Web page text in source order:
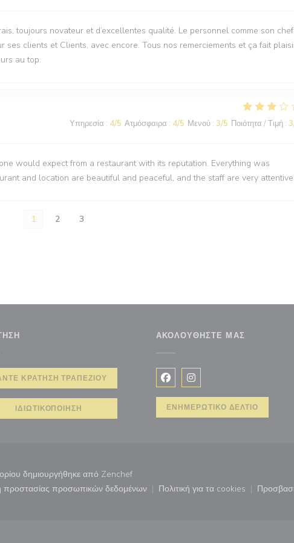
toujours novateur et d’excellentes qualité. Le personnel comme son
clients et Clients, avec encore. Tous nos remerciements et ça fait
au top.
Υπηρεσία : 4/5 Ατμόσφαιρα : 4/5 Μενού : 3/5 Ποιότητα / Τιμή : 3
would expect from a restaurant with its reputation. Everything was
and location are beautiful and peaceful, and the staff are very attentive.
1 2 3
ΚΡΆΤΗΣΗ ΤΡΑΠΕΖΙΟΎ
ΙΔΙΩΤΙΚΟΠΟΊΗΣΗ
ΑΚΟΛΟΥΘΉΣΤΕ ΜΑΣ
Facebook ((ανοίγει σε νέο
Instagram ((ανοίγει σε
ΕΝΗΜΕΡΩΤΙΚΌ ΔΕΛΤΊΟ
δημιουργήθηκε από Zenchef((ανοίγει σε νέο παράθυρο))
προστασίας προσωπικών δεδομένων
((ανοίγει σε νέο παράθυρο))
Πολιτική για τα cookies
((ανοίγει σε νέο